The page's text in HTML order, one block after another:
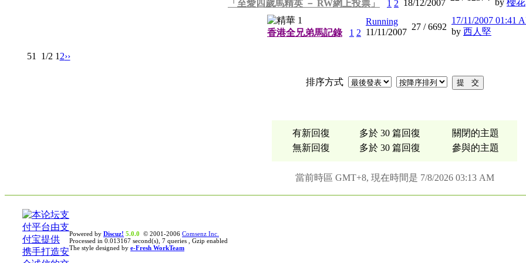
「至愛四歲馬精英 － RW網上投票」 1 2 18/12/2007
by 櫻花
香港全兄弟馬記錄 1 2
Running
11/11/2007
27 /6692
17/11/2007 01:41
by 西人堅
51 1/2 1 2››
排序方式
有新回復 多於 30 篇回復
關閉的主題
無新回復
多於 30 篇回復 參與的主題
當前時區 GMT+8, 現在時間是 7/8/2026 03:13 AM
Powered by Discuz! 5.0.0 © 2001-2006 Comsenz Inc.
Processed in 0.013167 second(s), 7 queries , Gzip enabled
The style designed by e-Fresh WorkTeam